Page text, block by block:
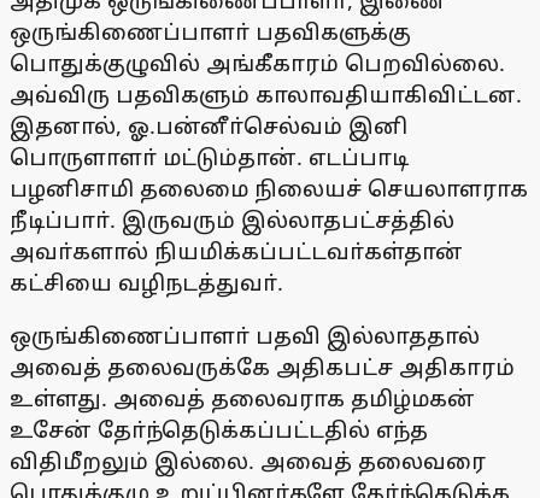
ஒருங்கிணைப்பாளா் பதவிகளுக்கு
பொதுக்குழுவில் அங்கீகாரம் பெறவில்லை.
அவ்விரு பதவிகளும் காலாவதியாகிவிட்டன.
இதனால், ஓ.பன்னீா்செல்வம் இனி
பொருளாளா் மட்டும்தான். எடப்பாடி
பழனிசாமி தலைமை நிலையச் செயலாளராக
நீடிப்பாா். இருவரும் இல்லாதபட்சத்தில்
அவா்களால் நியமிக்கப்பட்டவா்கள்தான்
கட்சியை வழிநடத்துவா்.
ஒருங்கிணைப்பாளா் பதவி இல்லாததால்
அவைத் தலைவருக்கே அதிகபட்ச அதிகாரம்
உள்ளது. அவைத் தலைவராக தமிழ்மகன்
உசேன் தோ்ந்தெடுக்கப்பட்டதில் எந்த
விதிமீறலும் இல்லை. அவைத் தலைவரை